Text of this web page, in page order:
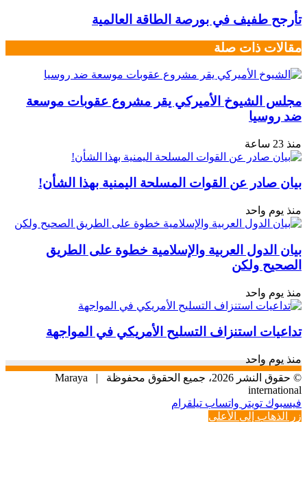
تأرجح طفيف في بورصة الطاقة العالمية
مقالات ذات صلة
مجلس الشيوخ الأميركي يقر مشروع عقوبات موسعة
ضد روسيا
منذ 23 ساعة
بيان صادر عن القوات المسلحة اليمنية بهذا الشأن!
منذ يوم واحد
بيان الدول العربية والإسلامية خطوة على الطريق
الصحيح ولكن
منذ يوم واحد
تداعيات استنزاف التسليح الأمريكي في المواجهة
منذ يوم واحد
© حقوق النشر 2026، جميع الحقوق محفوظة |
Maraya
international
فيسبوك تويتر واتساب تيلقرام
زر الذهاب إلى الأعلى